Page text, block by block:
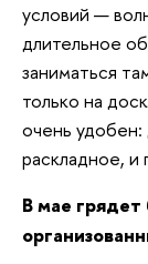
условий —
длительное
заниматься
только на
очень удобен:
раскладное, и
В мае